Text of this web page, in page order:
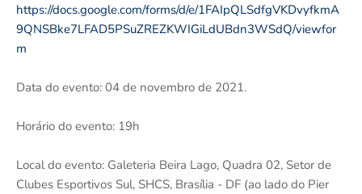
https://docs.google.com/forms/d/e/1FAIpQLSdfgVKDvyfkmA
9QNSBke7LFAD5PSuZREZKWIGiLdUBdn3WSdQ/viewfor
m
Data do evento: 04 de novembro de 2021.
Horário do evento: 19h
Local do evento: Galeteria Beira Lago, Quadra 02, Setor de
Clubes Esportivos Sul, SHCS, Brasília - DF (ao lado do Pier